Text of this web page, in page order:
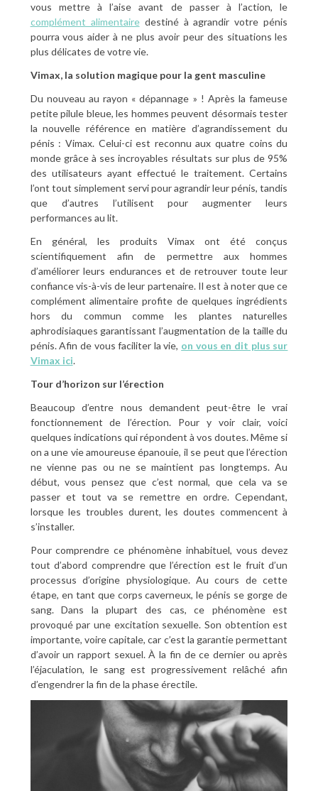
vous mettre à l’aise avant de passer à l’action, le
complément alimentairedestiné à agrandir votre pénis
pourra vous aider à ne plus avoir peur des situations les
plus délicates de votre vie.
Vimax, la solution magique pour la gent masculine
Du nouveau au rayon « dépannage » ! Après la fameuse
petite pilule bleue, les hommes peuvent désormais tester
la nouvelle référence en matière d’agrandissement du
pénis : Vimax. Celui-ci est reconnu aux quatre coins du
monde grâce à ses incroyables résultats sur plus de 95%
des utilisateurs ayant effectué le traitement. Certains
l’ont tout simplement servi pour agrandir leur pénis, tandis
que d’autres l’utilisent pour augmenter leurs
performances au lit.
En général, les produits Vimax ont été conçus
scientifiquement afin de permettre aux hommes
d’améliorer leurs endurances et de retrouver toute leur
confiance vis-à-vis de leur partenaire. Il est à noter que ce
complément alimentaire profite de quelques ingrédients
hors du commun comme les plantes naturelles
aphrodisiaques garantissant l’augmentation de la taille du
pénis. Afin de vous faciliter la vie, on vous en dit plus sur
Vimax ici.
Tour d’horizon sur l’érection
Beaucoup d’entre nous demandent peut-être le vrai
fonctionnement de l’érection. Pour y voir clair, voici
quelques indications qui répondent à vos doutes. Même si
on a une vie amoureuse épanouie, il se peut que l’érection
ne vienne pas ou ne se maintient pas longtemps. Au
début, vous pensez que c’est normal, que cela va se
passer et tout va se remettre en ordre. Cependant,
lorsque les troubles durent, les doutes commencent à
s’installer.
Pour comprendre ce phénomène inhabituel, vous devez
tout d’abord comprendre que l’érection est le fruit d’un
processus d’origine physiologique. Au cours de cette
étape, en tant que corps caverneux, le pénis se gorge de
sang. Dans la plupart des cas, ce phénomène est
provoqué par une excitation sexuelle. Son obtention est
importante, voire capitale, car c’est la garantie permettant
d’avoir un rapport sexuel. À la fin de ce dernier ou après
l’éjaculation, le sang est progressivement relâché afin
d’engendrer la fin de la phase érectile.